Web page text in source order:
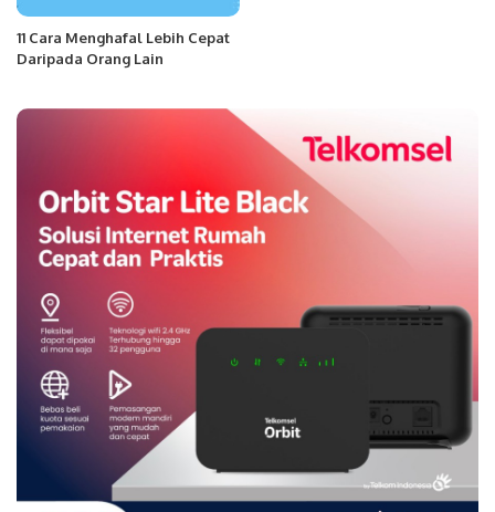
11 Cara Menghafal Lebih Cepat
Daripada Orang Lain